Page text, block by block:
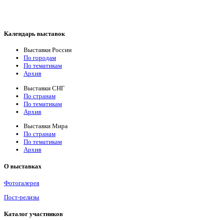
Календарь выставок
Выставки России
По городам
По тематикам
Архив
Выставки СНГ
По странам
По тематикам
Архив
Выставки Мира
По странам
По тематикам
Архив
О выставках
Фотогалерея
Пост-релизы
Каталог участников